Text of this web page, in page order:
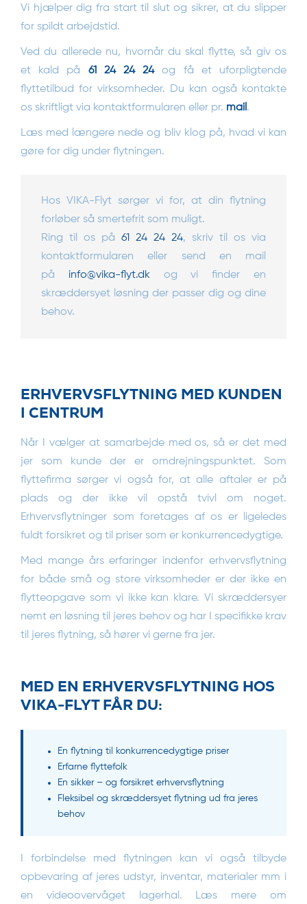
Vi hjælper dig fra start til slut og sikrer, at du slipper
for spildt arbejdstid.
Ved du allerede nu, hvornår du skal flytte, så giv os
et kald på 61 24 24 24og få et uforpligtende
flyttetilbud for virksomheder. Du kan også kontakte
os skriftligt via kontaktformularen eller pr. mail .
Læs med længere nede og bliv klog på, hvad vi kan
gøre for dig under flytningen.
Hos VIKA-Flyt sørger vi for, at din flytning
forløber så smertefrit som muligt.
Ring til os på 61 24 24 24, skriv til os via
kontaktformularen eller send en mail
på info@vika-flyt.dkog vi finder en
skræddersyet løsning der passer dig og dine
behov.
ERHVERVSFLYTNING MED KUNDEN
I CENTRUM
Når I vælger at samarbejde med os, så er det med
jer som kunde der er omdrejningspunktet. Som
flyttefirma sørger vi også for, at alle aftaler er på
plads og der ikke vil opstå tvivl om noget.
Erhvervsflytninger som foretages af os er ligeledes
fuldt forsikret og til priser som er konkurrencedygtige.
Med mange års erfaringer indenfor erhvervsflytning
for både små og store virksomheder er der ikke en
flytteopgave som vi ikke kan klare. Vi skræddersyer
nemt en løsning til jeres behov og har I specifikke krav
til jeres flytning, så hører vi gerne fra jer.
MED EN ERHVERVSFLYTNING HOS
VIKA-FLYT FÅR DU:
En flytning til konkurrencedygtige priser
Erfarne flyttefolk
En sikker – og forsikret erhvervsflytning
Fleksibel og skræddersyet flytning ud fra jeres
behov
I forbindelse med flytningen kan vi også tilbyde
opbevaring af jeres udstyr, inventar, materialer mm i
en videoovervåget lagerhal. Læs mere om